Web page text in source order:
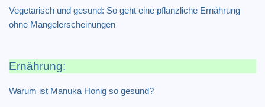
Vegetarisch und gesund: So geht eine pflanzliche Ernährung
ohne Mangelerscheinungen
Ernährung:
Warum ist Manuka Honig so gesund?